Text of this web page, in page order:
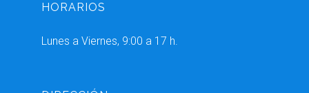
HORARIOS
Lunes a Viernes, 9:00 a 17 h.